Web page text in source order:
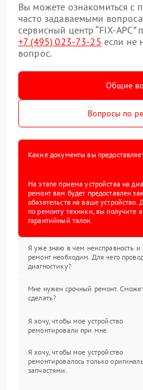
Вы можете ознакомиться с
часто задаваемыми
сервисный центр “FIX-
+7 (495) 023-73-25 если не
вопрос.
Общие
Вопросы по
Какие документы вы
На этапе приема устройства на
ремонт вам будет предоставлен
обязательств на ваше
по ремонту техники, вы получите
гарантийный талон.
Я уже знаю в чем неисправность и
ремонт необходим. Для чего
диагностику?
Мне нужен срочный ремонт.
сделать?
Я хочу, чтобы мое устройство
ремонтировали при мне.
Я хочу, чтобы мое устройство
ремонтировалось только
запчастями.